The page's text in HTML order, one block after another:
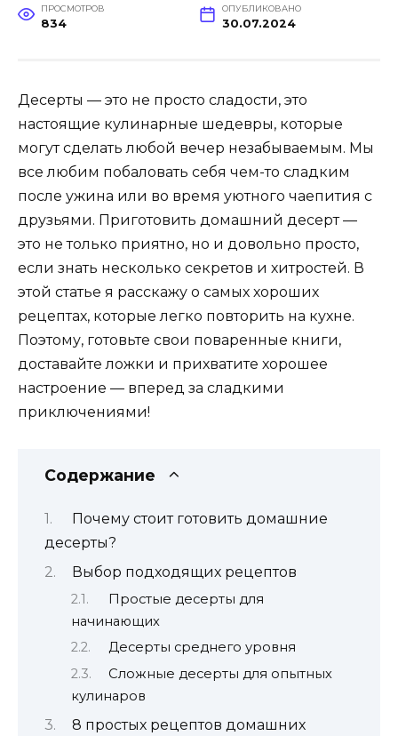
ПРОСМОТРОВ
834
ОПУБЛИКОВАНО
30.07.2024
Десерты — это не просто сладости, это
настоящие кулинарные шедевры, которые
могут сделать любой вечер незабываемым. Мы
все любим побаловать себя чем-то сладким
после ужина или во время уютного чаепития с
друзьями. Приготовить домашний десерт —
это не только приятно, но и довольно просто,
если знать несколько секретов и хитростей. В
этой статье я расскажу о самых хороших
рецептах, которые легко повторить на кухне.
Поэтому, готовьте свои поваренные книги,
доставайте ложки и прихватите хорошее
настроение — вперед за сладкими
приключениями!
Содержание
Почему стоит готовить домашние
десерты?
Выбор подходящих рецептов
Простые десерты для
начинающих
Десерты среднего уровня
Сложные десерты для опытных
кулинаров
8 простых рецептов домашних